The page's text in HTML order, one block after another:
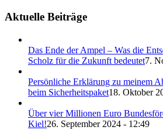
Aktuelle Beiträge
Das Ende der Ampel – Was die
Scholz für die Zukunft bedeutet7.
Persönliche Erklärung zu meinem
beim Sicherheitspaket18. Oktober
Über vier Millionen Euro
Kiel!26. September 2024 - 12:49